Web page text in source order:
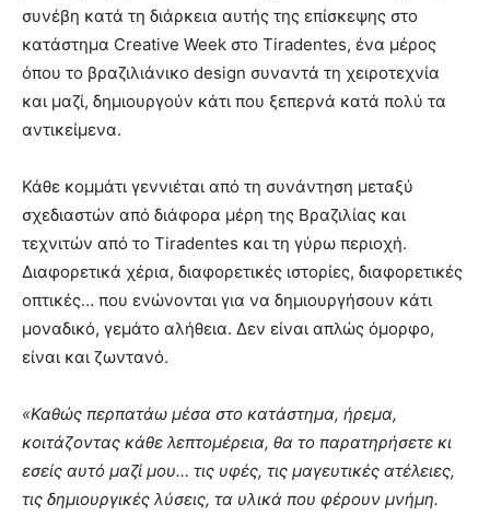
συνέβη κατά τη διάρκεια αυτής της επίσκεψης στο
κατάστημα Creative Week στο Tiradentes, ένα μέρος
όπου το βραζιλιάνικο design συναντά τη χειροτεχνία
και μαζί, δημιουργούν κάτι που ξεπερνά κατά πολύ τα
αντικείμενα.
Κάθε κομμάτι γεννιέται από τη συνάντηση μεταξύ
σχεδιαστών από διάφορα μέρη της Βραζιλίας και
τεχνιτών από το Tiradentes και τη γύρω περιοχή.
Διαφορετικά χέρια, διαφορετικές ιστορίες, διαφορετικές
οπτικές… που ενώνονται για να δημιουργήσουν κάτι
μοναδικό, γεμάτο αλήθεια. Δεν είναι απλώς όμορφο,
είναι και ζωντανό.
«Καθώς περπατάω μέσα στο κατάστημα, ήρεμα,
κοιτάζοντας κάθε λεπτομέρεια, θα το παρατηρήσετε κι
εσείς αυτό μαζί μου… τις υφές, τις μαγευτικές ατέλειες,
τις δημιουργικές λύσεις, τα υλικά που φέρουν μνήμη.